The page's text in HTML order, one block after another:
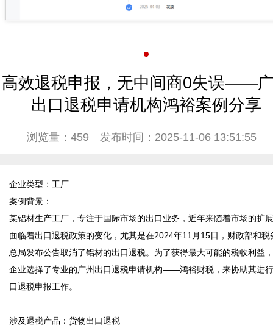
高效退税申报，无中间商0失误——
出口退税申请机构鸿裕案例分享
浏览量：459 发布时间：2025-11-06 13:51:55
企业类型：工厂
案例背景：
某铝材生产工厂，专注于国际市场的出口业务，近年来随着市场的扩
面临着出口退税政策的变化，尤其是在2024年11月15日，财政部和税
总局发布公告取消了铝材的出口退税。为了获得最大可能的税收利益
企业选择了专业的广州出口退税申请机构——鸿裕财税，来协助其进
口退税申报工作。
涉及退税产品：货物出口退税